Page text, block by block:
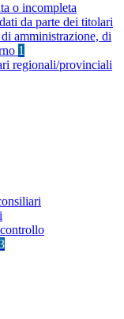
o incompleta
da parte dei titolari
amministrazione, di
1
regionali/provinciali